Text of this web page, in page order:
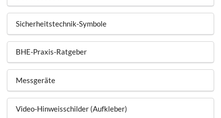
Sicherheitstechnik-Symbole
BHE-Praxis-Ratgeber
Messgeräte
Video-Hinweisschilder (Aufkleber)